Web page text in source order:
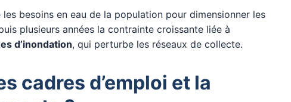
besoins en eau de la population pour dimensionner les
plusieurs années la contrainte croissante liée à
d’inondation, qui perturbe les réseaux de collecte.
cadres d’emploi et la